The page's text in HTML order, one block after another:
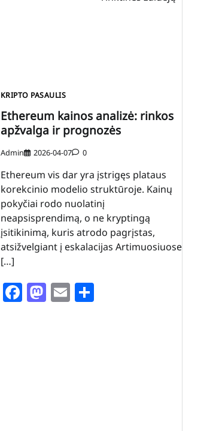
KRIPTO PASAULIS
Ethereum kainos analizė: rinkos
apžvalga ir prognozės
Admin 2026-04-07 0
Ethereum vis dar yra įstrigęs plataus
korekcinio modelio struktūroje. Kainų
pokyčiai rodo nuolatinį
neapsisprendimą, o ne kryptingą
įsitikinimą, kuris atrodo pagrįstas,
atsižvelgiant į eskalacijas Artimuosiuose
[…]
Facebook
Mastodon
EmailShare